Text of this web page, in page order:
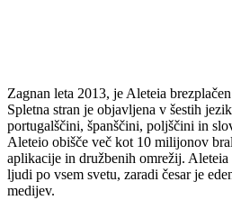
Zagnan leta 2013, je Aleteia
Spletna stran je objavljena v šestih
portugalščini, španščini, poljščini in
Aleteio obišče več kot 10 milijonov
aplikacije in družbenih omrežij.
ljudi po vsem svetu, zaradi česar je
medijev.